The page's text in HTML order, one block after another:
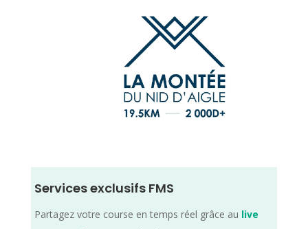
Services exclusifs FMS
Partagez votre course en temps réel grâce au live